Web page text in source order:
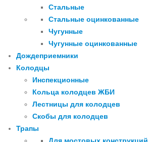
Стальные
Стальные оцинкованные
Чугунные
Чугунные оцинкованные
Дождеприемники
Колодцы
Инспекционные
Кольца колодцев ЖБИ
Лестницы для колодцев
Скобы для колодцев
Трапы